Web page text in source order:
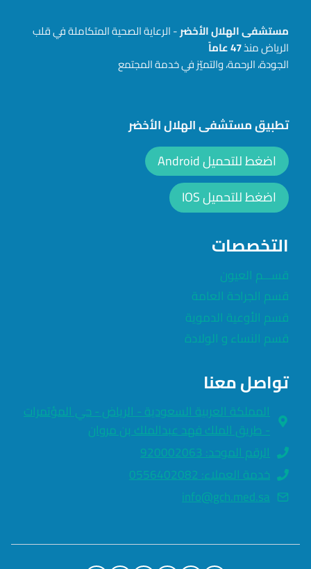
مستشفى الهلال الأخضر- الرعاية الصحية المتكاملة في قلب
الرياض منذ47عاماً
الجودة، الرحمة، والتميّز في خدمة المجتمع
تطبيق مستشفى الهلال الأخضر
اضغط للتحميل Android
اضغط للتحميل IOS
التخصصات
قســـم العيون
قسم الجراحة العامة
قسم الأوعية الدموية
قسم النساء و الولادة
تواصل معنا
المملكة العربية السعودية - الرياض - حي المؤتمرات
- طريق الملك فهد عبدالملك بن مروان
الرقم الموحد: 920002063
خدمة العملاء: 0556402082
info@gch.med.sa